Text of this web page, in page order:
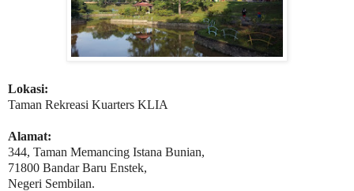
Lokasi:
Taman Rekreasi Kuarters KLIA
Alamat:
344, Taman Memancing Istana Bunian,
71800 Bandar Baru Enstek,
Negeri Sembilan.